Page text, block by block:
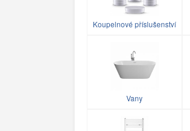
Koupelnové příslušenství
Vany